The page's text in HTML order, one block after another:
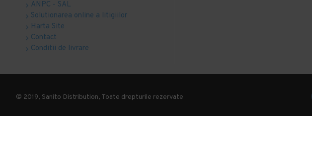
ANPC - SAL
Solutionarea online a litigiilor
Harta Site
Contact
Conditii de livrare
© 2019, Sanito Distribution, Toate drepturile rezervate